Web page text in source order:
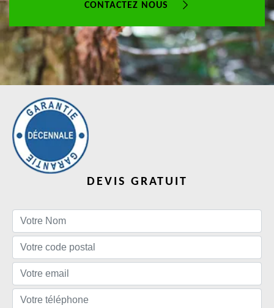
CONTACTEZ NOUS
DEVIS GRATUIT